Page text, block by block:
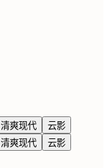
清爽现代
云影
清爽现代 云影